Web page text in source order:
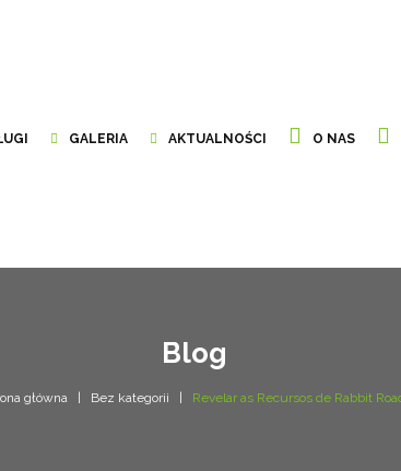
GALERIA AKTUALNOŚCI O NAS
Blog
główna Bez kategorii Revelar as Recursos de Rabbit